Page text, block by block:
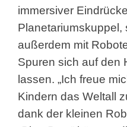
immersiver
Planetariumskuppel,
außerdem mit
Spuren sich auf den
lassen. „Ich freue
Kindern das Weltall
dank der kleinen